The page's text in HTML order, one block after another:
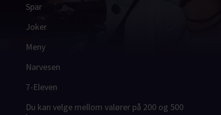
Spar
Joker
Meny
Narvesen
7-Eleven
Du kan velge mellom valører på 200 og 500